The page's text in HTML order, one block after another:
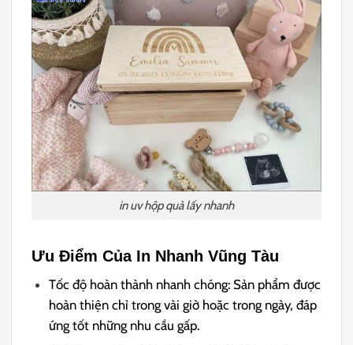
in uv hộp quà lấy nhanh
Ưu Điểm Của In Nhanh Vũng Tàu
Tốc độ hoàn thành nhanh chóng: Sản phẩm được
hoàn thiện chỉ trong vài giờ hoặc trong ngày, đáp
ứng tốt những nhu cầu gấp.